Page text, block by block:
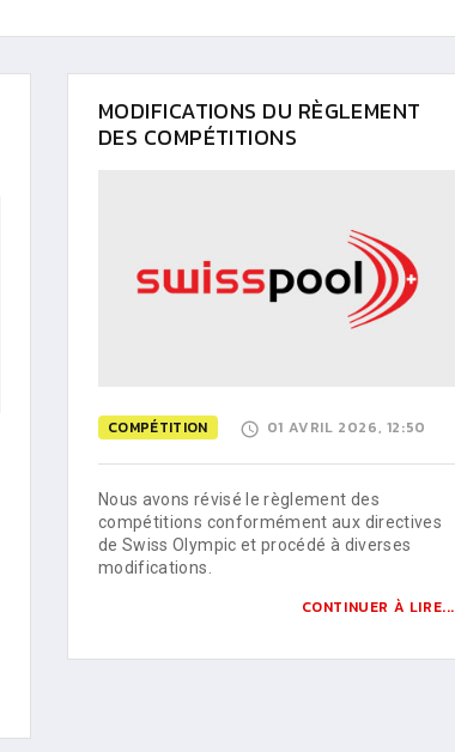
MODIFICATIONS DU RÈGLEMENT
DES COMPÉTITIONS
COMPÉTITION 01 AVRIL 2026, 12:50
Nous avons révisé le règlement des
compétitions conformément aux directives
de Swiss Olympic et procédé à diverses
modifications.
CONTINUER À LIRE...